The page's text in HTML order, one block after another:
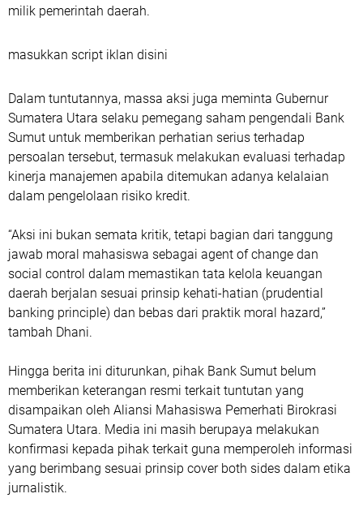
milik pemerintah daerah.
masukkan script iklan disini
Dalam tuntutannya, massa aksi juga meminta Gubernur
Sumatera Utara selaku pemegang saham pengendali Bank
Sumut untuk memberikan perhatian serius terhadap
persoalan tersebut, termasuk melakukan evaluasi terhadap
kinerja manajemen apabila ditemukan adanya kelalaian
dalam pengelolaan risiko kredit.
“Aksi ini bukan semata kritik, tetapi bagian dari tanggung
jawab moral mahasiswa sebagai agent of change dan
social control dalam memastikan tata kelola keuangan
daerah berjalan sesuai prinsip kehati-hatian (prudential
banking principle) dan bebas dari praktik moral hazard,”
tambah Dhani.
Hingga berita ini diturunkan, pihak Bank Sumut belum
memberikan keterangan resmi terkait tuntutan yang
disampaikan oleh Aliansi Mahasiswa Pemerhati Birokrasi
Sumatera Utara. Media ini masih berupaya melakukan
konfirmasi kepada pihak terkait guna memperoleh informasi
yang berimbang sesuai prinsip cover both sides dalam etika
jurnalistik.